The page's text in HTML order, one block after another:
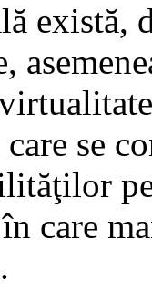
există,
se
care